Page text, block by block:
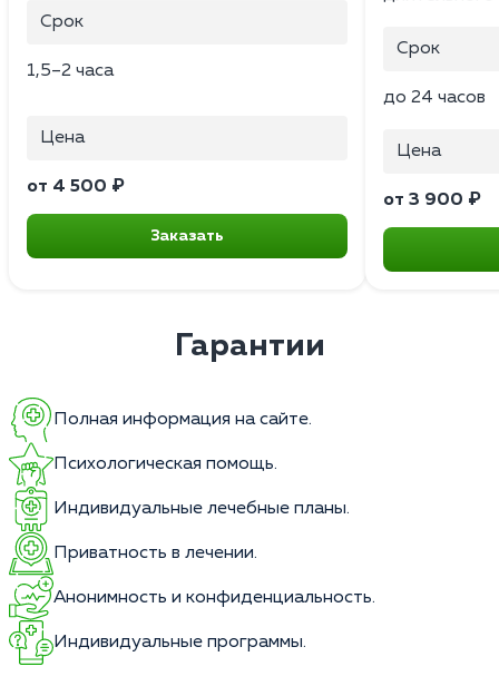
Срок
1,5–2 часа
Цена
от 4 500 ₽
Заказать
Срок
до 24 часов
Цена
от 3 900 ₽
Гарантии
Полная информация на сайте.
Психологическая помощь.
Индивидуальные лечебные планы.
Приватность в лечении.
Анонимность и конфиденциальность.
Индивидуальные программы.